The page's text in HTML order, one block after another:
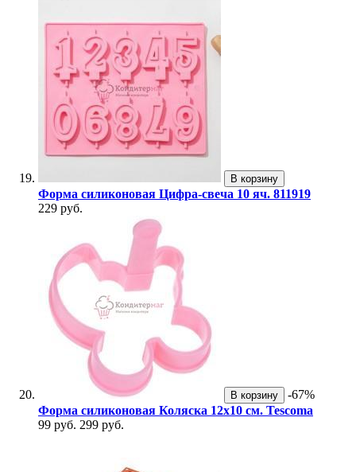
В корзину
Форма силиконовая Цифра-свеча 10 яч. 811919
229 руб.
В корзину
-67%
Форма силиконовая Коляска 12х10 см. Tescoma
99 руб. 299 руб.